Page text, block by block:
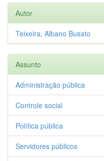
Autor
Teixeira, Albano Busato
Assunto
Administração pública
Controle social
Política pública
Servidores públicos